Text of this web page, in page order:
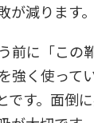
減ります。
前に「この
強く使って
です。面倒